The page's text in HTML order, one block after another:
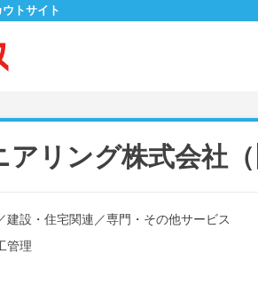
トサイト
リング株式会社（
建設・住宅関連 ／専門・その他サービス
管理